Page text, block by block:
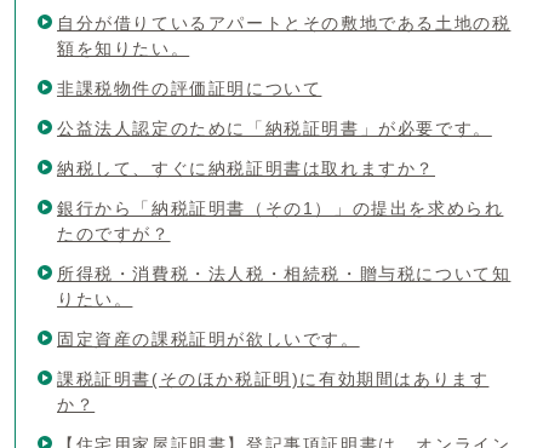
自分が借りているアパートとその敷地である土地の税
額を知りたい。
非課税物件の評価証明について
公益法人認定のために「納税証明書」が必要です。
納税して、すぐに納税証明書は取れますか？
銀行から「納税証明書（その1）」の提出を求められ
たのですが？
所得税・消費税・法人税・相続税・贈与税について知
りたい。
固定資産の課税証明が欲しいです。
課税証明書(そのほか税証明)に有効期間はあります
か？